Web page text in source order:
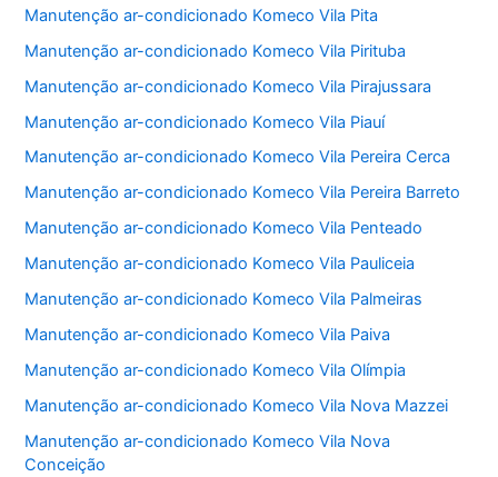
Manutenção ar-condicionado Komeco Vila Pita
Manutenção ar-condicionado Komeco Vila Pirituba
Manutenção ar-condicionado Komeco Vila Pirajussara
Manutenção ar-condicionado Komeco Vila Piauí
Manutenção ar-condicionado Komeco Vila Pereira Cerca
Manutenção ar-condicionado Komeco Vila Pereira Barreto
Manutenção ar-condicionado Komeco Vila Penteado
Manutenção ar-condicionado Komeco Vila Pauliceia
Manutenção ar-condicionado Komeco Vila Palmeiras
Manutenção ar-condicionado Komeco Vila Paiva
Manutenção ar-condicionado Komeco Vila Olímpia
Manutenção ar-condicionado Komeco Vila Nova Mazzei
Manutenção ar-condicionado Komeco Vila Nova
Conceição